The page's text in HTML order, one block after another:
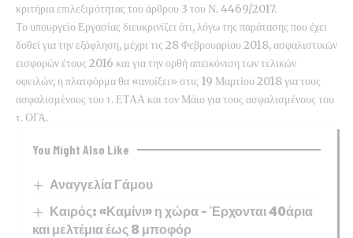
κριτήρια επιλεξιμότητας του άρθρου 3 του Ν. 4469/2017.
Το υπουργείο Εργασίας διευκρινίζει ότι, λόγω της παράτασης που έχει
δοθεί για την εξόφληση, μέχρι τις 28 Φεβρουαρίου 2018, ασφαλιστικών
εισφορών έτους 2016 και για την ορθή απεικόνιση των τελικών
οφειλών, η πλατφόρμα θα «ανοίξει» στις 19 Μαρτίου 2018 για τους
ασφαλισμένους του τ. ΕΤΑΑ και τον Μάιο για τους ασφαλισμένους του
τ. ΟΓΑ.
You Might Also Like
Αναγγελία Γάμου
Καιρός: «Καμίνι» η χώρα – Έρχονται 40άρια
και μελτέμια έως 8 μποφόρ